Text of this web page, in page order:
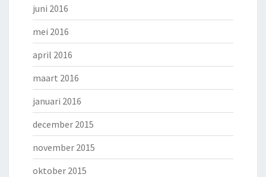
juni 2016
mei 2016
april 2016
maart 2016
januari 2016
december 2015
november 2015
oktober 2015